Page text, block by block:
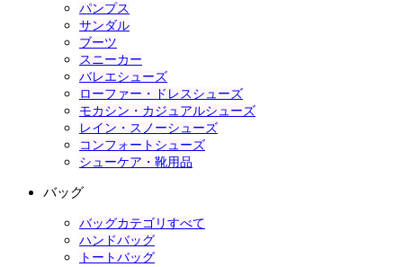
パンプス
サンダル
ブーツ
スニーカー
バレエシューズ
ローファー・ドレスシューズ
モカシン・カジュアルシューズ
レイン・スノーシューズ
コンフォートシューズ
シューケア・靴用品
バッグ
バッグカテゴリすべて
ハンドバッグ
トートバッグ